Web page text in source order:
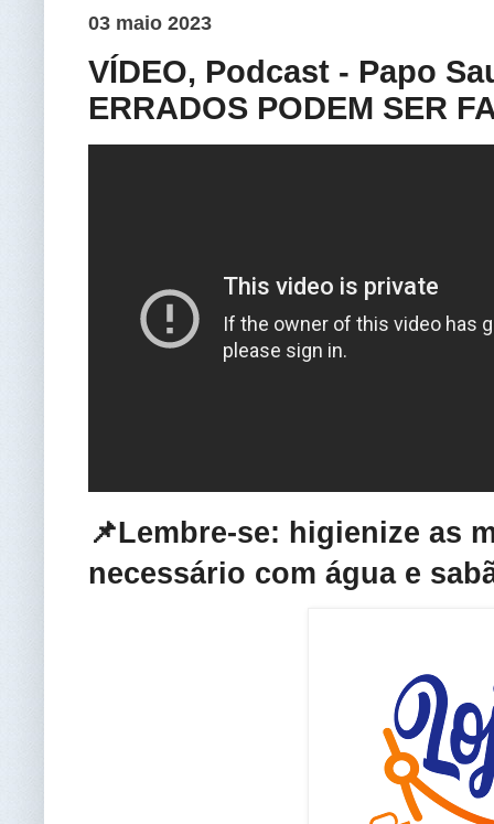
03 maio 2023
VÍDEO, Podcast - Papo
ERRADOS PODEM SER
📌Lembre-se: higienize as
necessário com água e